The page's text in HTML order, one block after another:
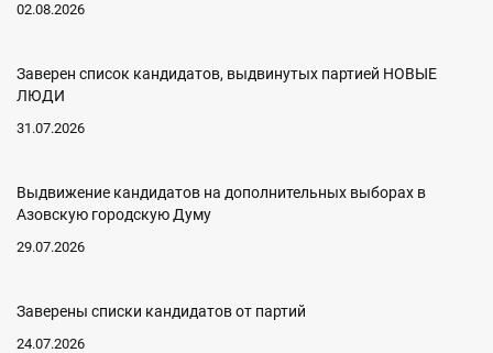
02.08.2026
Заверен список кандидатов, выдвинутых партией НОВЫЕ
ЛЮДИ
31.07.2026
Выдвижение кандидатов на дополнительных выборах в
Азовскую городскую Думу
29.07.2026
Заверены списки кандидатов от партий
24.07.2026